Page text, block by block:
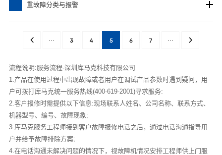
重故障分类与报警
··· 3 4 5 6 7 ···
流程说明:服务流程-深圳库马克科技有限公司
1.产品在使用过程中出现故障或者用户在调试产品参数时遇到疑问，用
户可拨打库马克统一服务热线(400-619-2001)寻求服务:
2.客户报修时需提供以下信息:现场联系人姓名、公司名称、联系方式、
机器型号、编号、故障现象;
3.库马克服务工程师接到客户故障报修电话之后，通过电话沟通指导用
户并给予故障排除方案;
4.在电话沟通未解决问题的情况下，视故障机情况安排工程师供上门服